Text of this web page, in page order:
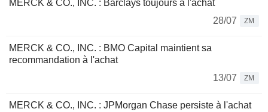
MERCK & CO., INC. : Barclays toujours à l'achat
28/07
ZM
MERCK & CO., INC. : BMO Capital maintient sa
recommandation à l'achat
13/07
ZM
MERCK & CO., INC. : JPMorgan Chase persiste à l'achat